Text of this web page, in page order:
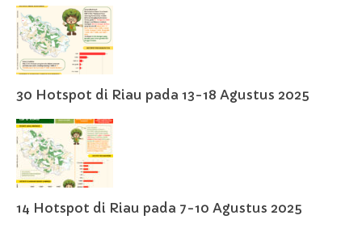
30 Hotspot di Riau pada 13-18 Agustus 2025
14 Hotspot di Riau pada 7-10 Agustus 2025